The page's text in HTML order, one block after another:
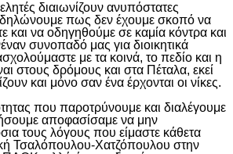
διαιωνίζουν ανυπόστατες
δηλώνουμε πως δεν έχουμε σκοπό να
και να οδηγηθούμε σε καμία κόντρα και
συνοπαδό μας για διοικητικά
με τα κοινά, το πεδίο και η
στους δρόμους και στα Πέταλα, εκεί
και μόνο σαν ένα έρχονται οι νίκες.
που παροτρύνουμε και διαλέγουμε
αποφασίσαμε να μην
τους λόγους που είμαστε κάθετα
Τσαλόπουλου-Χατζόπουλου στην